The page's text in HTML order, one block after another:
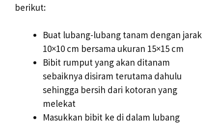
berikut:
Buat lubang-lubang tanam dengan jarak
10×10 cm bersama ukuran 15×15 cm
Bibit rumput yang akan ditanam
sebaiknya disiram terutama dahulu
sehingga bersih dari kotoran yang
melekat
Masukkan bibit ke di dalam lubang